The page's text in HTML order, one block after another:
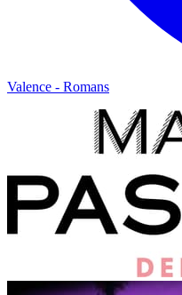
Valence - Romans